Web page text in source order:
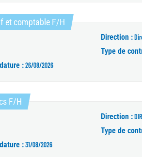
et comptable F/H(Nouvelle fenêtre)
Direction :
Type de
: 26/08/2026
F/H(Nouvelle fenêtre)
Direction :
Type de
: 31/08/2026